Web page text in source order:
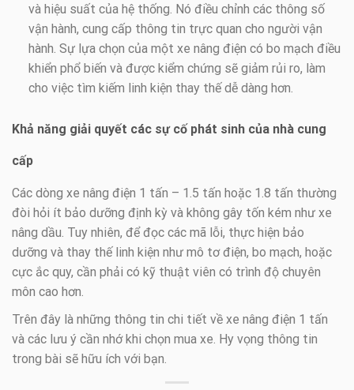
và hiệu suất của hệ thống. Nó điều chỉnh các thông số
vận hành, cung cấp thông tin trực quan cho người vận
hành. Sự lựa chọn của một xe nâng điện có bo mạch điều
khiển phổ biến và được kiểm chứng sẽ giảm rủi ro, làm
cho việc tìm kiếm linh kiện thay thế dễ dàng hơn.
Khả năng giải quyết các sự cố phát sinh của nhà cung
cấp
Các dòng xe nâng điện 1 tấn – 1.5 tấn hoặc 1.8 tấn thường
đòi hỏi ít bảo dưỡng định kỳ và không gây tốn kém như xe
nâng dầu. Tuy nhiên, để đọc các mã lỗi, thực hiện bảo
dưỡng và thay thế linh kiện như mô tơ điện, bo mạch, hoặc
cực ắc quy, cần phải có kỹ thuật viên có trình độ chuyên
môn cao hơn.
Trên đây là những thông tin chi tiết về xe nâng điện 1 tấn
và các lưu ý cần nhớ khi chọn mua xe. Hy vọng thông tin
trong bài sẽ hữu ích với bạn.